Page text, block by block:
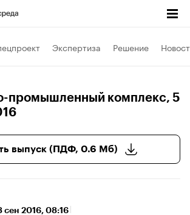
Экспертиза Решение
промышленный комплекс, 5
выпуск (ПДФ, 0.6 Мб)
сен 2016, 08:16